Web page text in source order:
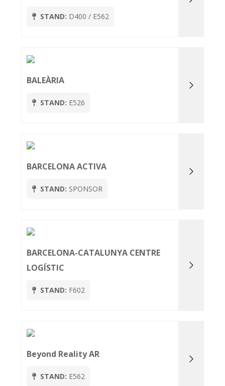
STAND: D400 / E562
BALEÀRIA
STAND: E526
BARCELONA ACTIVA
STAND: SPONSOR
BARCELONA-CATALUNYA CENTRE
LOGÍSTIC
STAND: F602
Beyond Reality AR
STAND: E562